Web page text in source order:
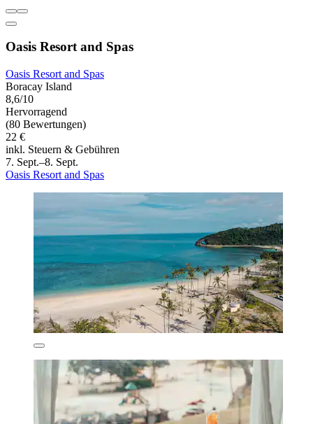
Oasis Resort and Spas
Oasis Resort and Spas
Boracay Island
8,6/10
Hervorragend
(80 Bewertungen)
22 €
inkl. Steuern & Gebühren
7. Sept.–8. Sept.
Oasis Resort and Spas